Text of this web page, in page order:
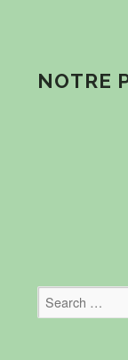
NOTRE